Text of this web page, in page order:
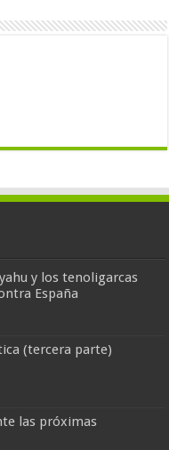
y los tenoligarcas
España
(tercera parte)
las próximas